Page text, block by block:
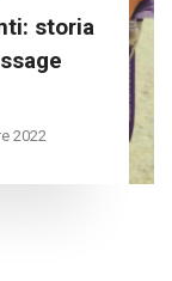
storia
2022